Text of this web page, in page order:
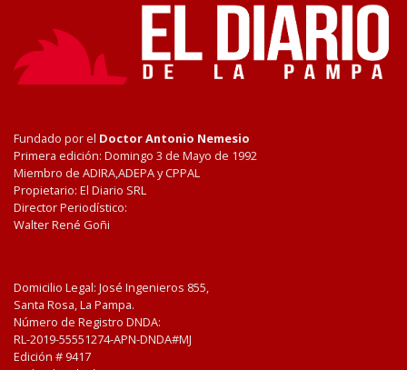
Fundado por el Doctor Antonio Nemesio
Primera edición: Domingo 3 de Mayo de 1992
Miembro de ADIRA,ADEPA y CPPAL
Propietario: El Diario SRL
Director Periodístico:
Walter René Goñi
Domicilio Legal: José Ingenieros 855,
Santa Rosa, La Pampa.
Número de Registro DNDA:
RL-2019-55551274-APN-DNDA#MJ
Edición # 9417